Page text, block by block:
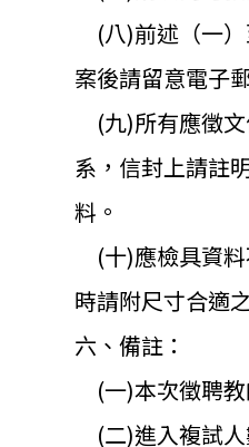
(八)前述（一）
案後請留意電子
(九)所有應徵文
系，信封上請註
料。
(十)應檢具資料
時請附尺寸合適
六、備註：
(一)本次徵聘教
(二)進入複試人